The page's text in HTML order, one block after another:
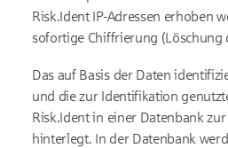
Risk.Ident IP-Adressen erhoben
sofortige Chiffrierung (Löschung
Das auf Basis der Daten
und die zur Identifikation
Risk.Ident in einer Datenbank
hinterlegt. In der Datenbank